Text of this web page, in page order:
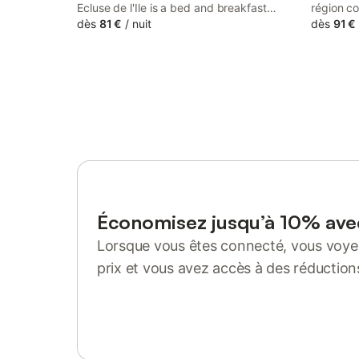
Ecluse de l'Ile is a bed and breakfast
situated in a historic building in Carhaix-
dès 81 € / nuit
région
en
dès 91 €
Économisez jusqu’à 10%
Lorsque vous êtes connecté, vous
prix et vous avez accès à des